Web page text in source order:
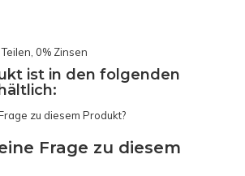
0% Zinsen
ist in den folgenden
Frage zu diesem